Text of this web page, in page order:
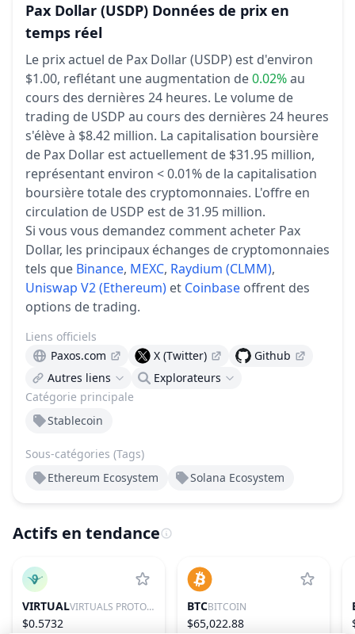
Pax Dollar (USDP) Données de prix en
temps réel
Le prix actuel de Pax Dollar (USDP) est d'environ
$1.00, reflétant une augmentation de0.02%au
cours des dernières 24 heures. Le volume de
trading de USDP au cours des dernières 24 heures
s'élève à $8.42 million. La capitalisation boursière
de Pax Dollar est actuellement de $31.95 million,
représentant environ < 0.01% de la capitalisation
boursière totale des cryptomonnaies. L'offre en
circulation de USDP est de 31.95 million.
Si vous vous demandez comment acheter Pax
Dollar, les principaux échanges de cryptomonnaies
tels que Binance, MEXC, Raydium (CLMM),
Uniswap V2 (Ethereum) et Coinbase offrent des
options de trading.
Catégorie principale
Stablecoin
Sous-catégories (Tags)
Ethereum Ecosystem
Solana Ecosystem
Liens officiels
Paxos.com
X (Twitter)
Github
Autres liens
Explorateurs
Actifs en tendance
VIRTUAL VIRTUALS PROTOCOL
$0.5732
BTCBITCOIN
$65,022.88